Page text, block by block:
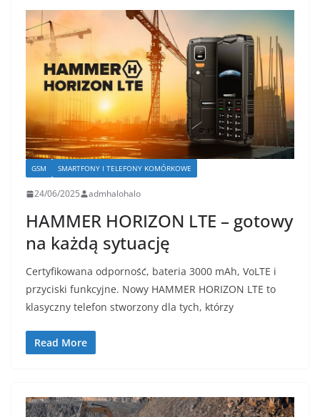
GSM SMARTFONY I TELEFONY KOMÓRKOWE
24/06/2025 admhalohalo
HAMMER HORIZON LTE – gotowy
na każdą sytuację
Certyfikowana odporność, bateria 3000 mAh, VoLTE i
przyciski funkcyjne. Nowy HAMMER HORIZON LTE to
klasyczny telefon stworzony dla tych, którzy
Read More